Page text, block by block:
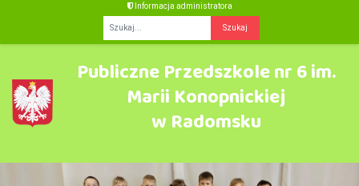
Informacja administratora
Publiczne Przedszkole nr 6 im.
Marii Konopnickiej
w Radomsku